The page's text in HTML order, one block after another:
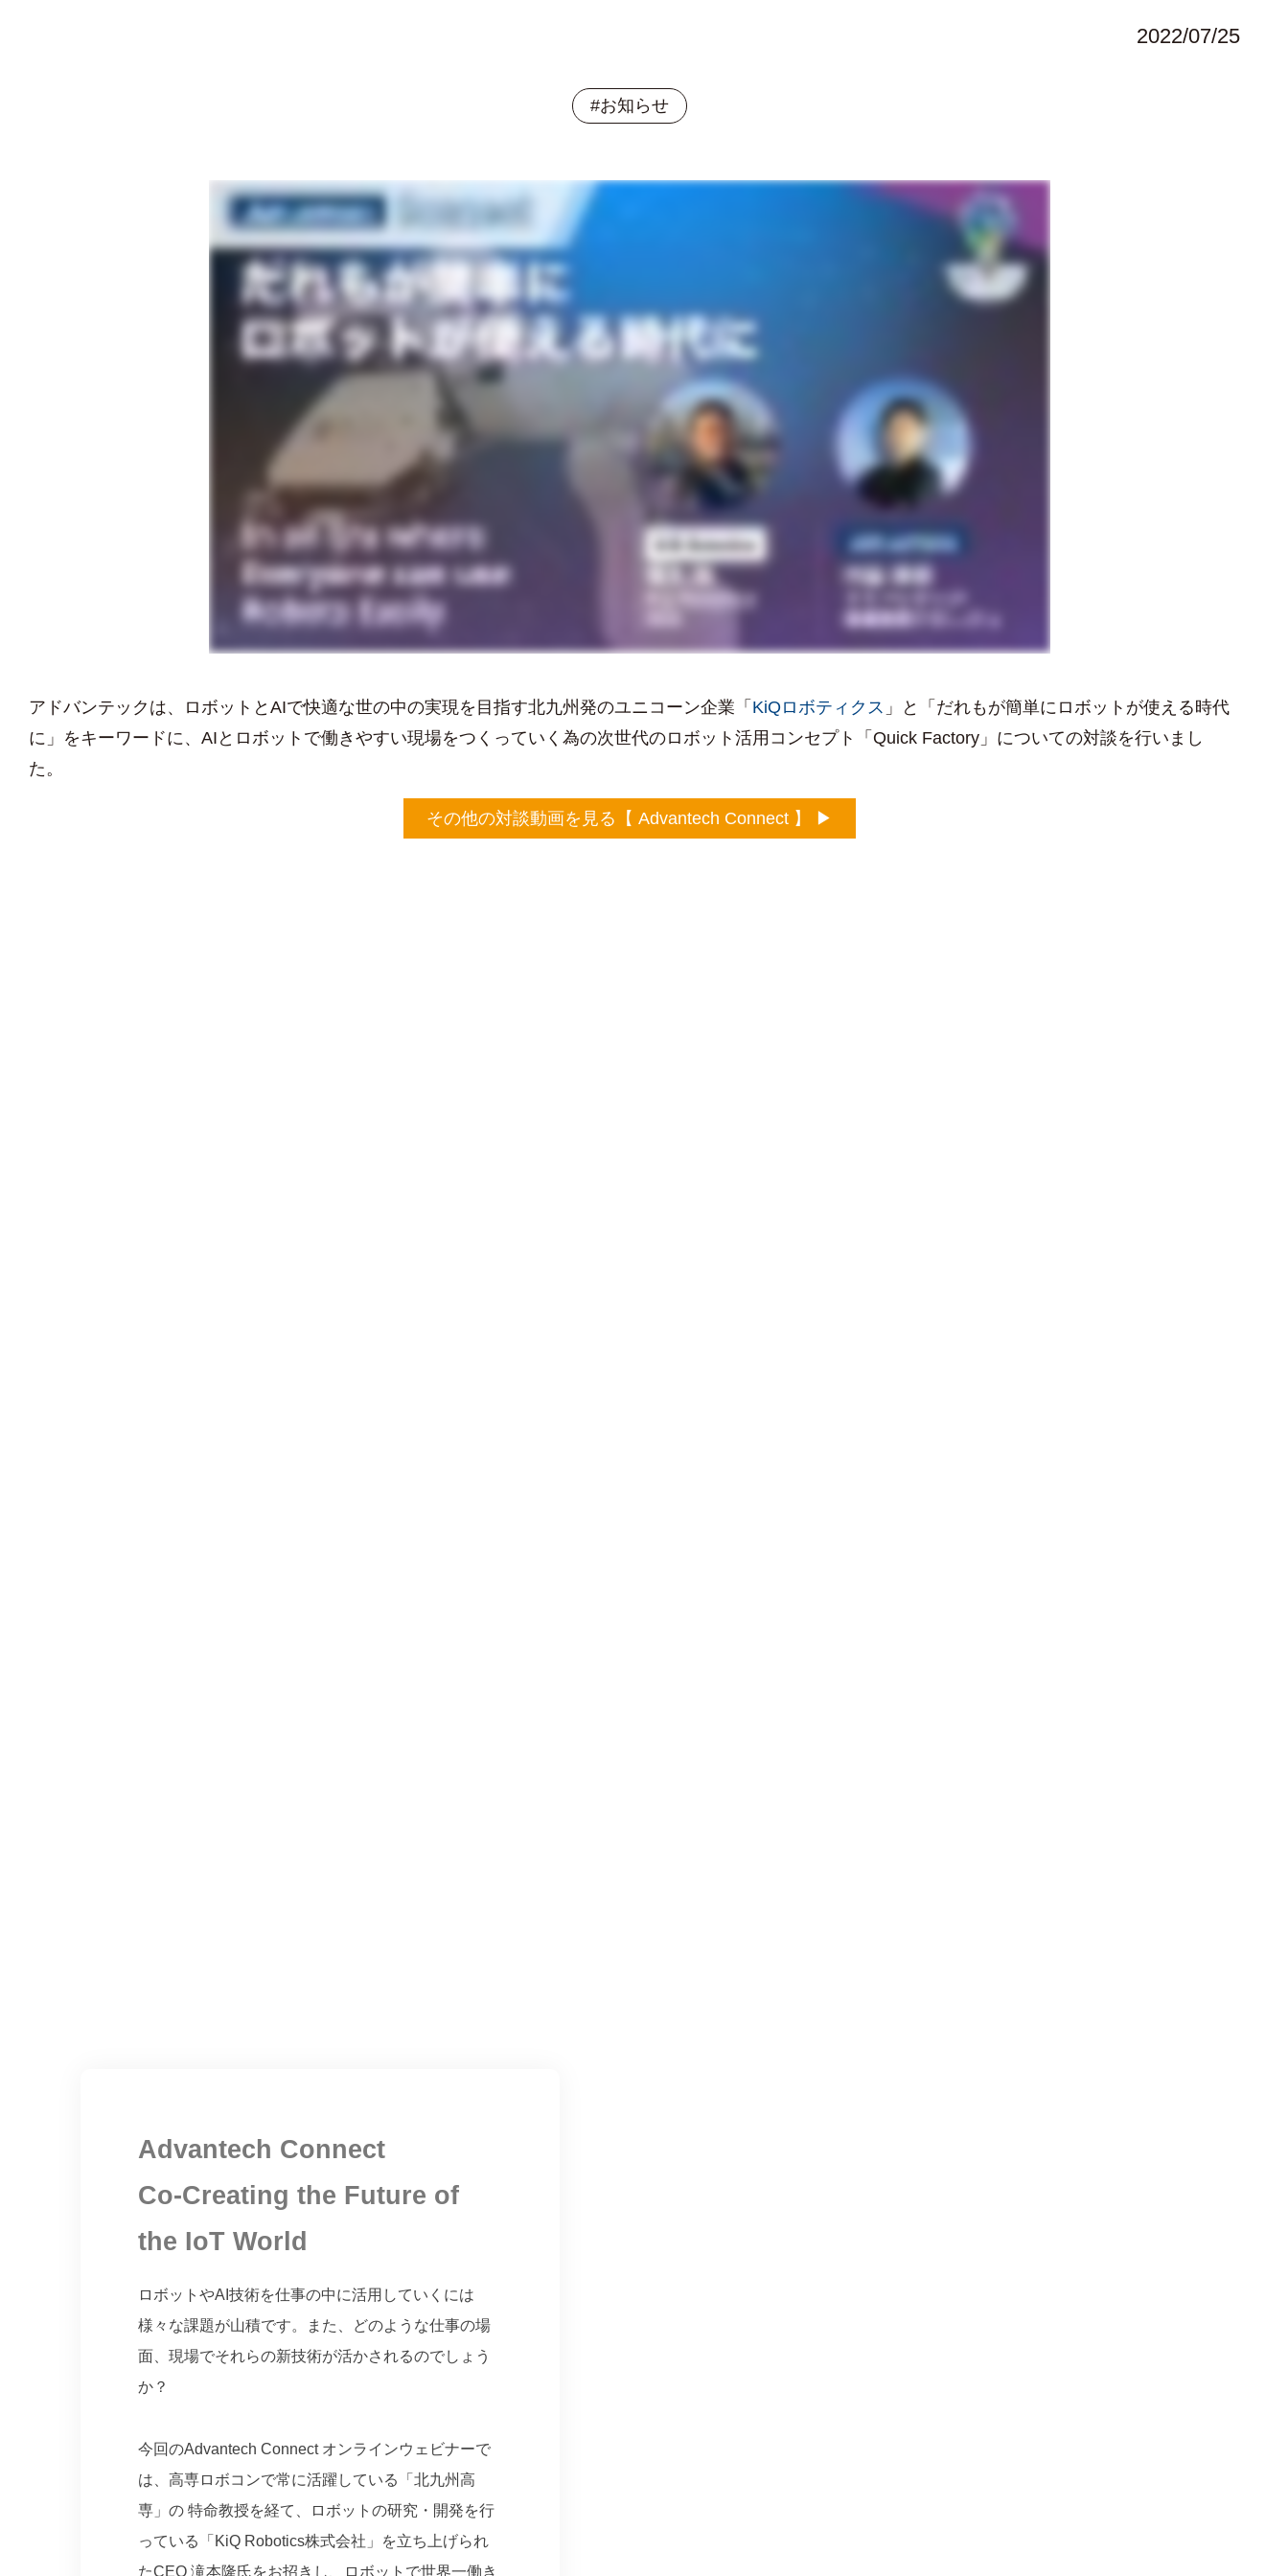
2022/07/25
#お知らせ
アドバンテックは、ロボットとAIで快適な世の中の実現を目指す北九州発のユニコーン企業「 KiQロボティクス 」と「だれもが簡単にロボットが使える時代
に」をキーワードに、AIとロボットで働きやすい現場をつくっていく為の次世代のロボット活用コンセプト「Quick Factory」についての対談を行いまし
た。
その他の対談動画を見る【 Advantech Connect 】 ▶
Advantech Connect
Co-Creating the Future of
the IoT World
ロボットやAI技術を仕事の中に活用していくには
様々な課題が山積です。また、どのような仕事の場
面、現場でそれらの新技術が活かされるのでしょう
か？
今回のAdvantech Connect オンラインウェビナーで
は、高専ロボコンで常に活躍している「北九州高
専」の 特命教授を経て、ロボットの研究・開発を行
っている「KiQ Robotics株式会社」を立ち上げられ
たCEO 滝本隆氏をお招きし、ロボットで世界一働き